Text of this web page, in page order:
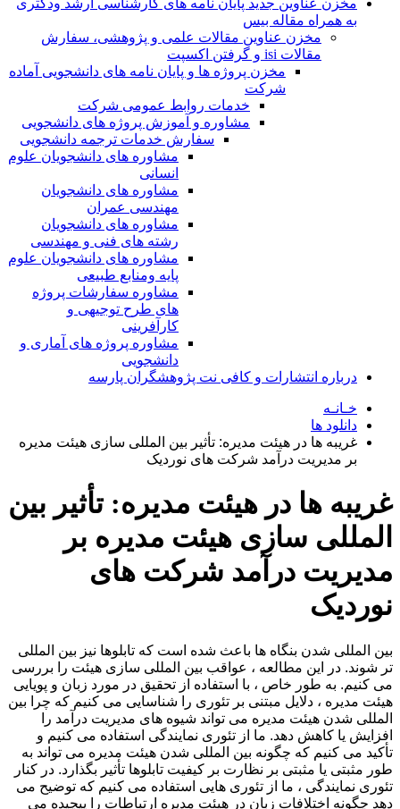
به همراه مقاله بیس
مخزن عناوین مقالات علمی و پژوهشی، سفارش
مقالات isi و گرفتن اکسپت
مخزن پروژه ها و پایان نامه های دانشجویی آماده
شرکت
خدمات روابط عمومی شرکت
مشاوره و آموزش پروژه های دانشجویی
سفارش خدمات ترجمه دانشجویی
مشاوره های دانشجویان علوم
انسانی
مشاوره های دانشجویان
مهندسی عمران
مشاوره های دانشجویان
رشته های فنی و مهندسی
مشاوره های دانشجویان علوم
پایه ومنابع طبیعی
مشاوره سفارشات پروژه
های طرح توجیهی و
کارآفرینی
مشاوره پروژه های آماری و
دانشجویی
درباره انتشارات و کافی نت پژوهشگران پارسه
خـانـه
دانلود ها
غریبه ها در هیئت مدیره: تأثیر بین المللی سازی هیئت مدیره
بر مدیریت درآمد شرکت های نوردیک
غریبه ها در هیئت مدیره: تأثیر بین
المللی سازی هیئت مدیره بر
مدیریت درآمد شرکت های
نوردیک
بین المللی شدن بنگاه ها باعث شده است که تابلوها نیز بین المللی
تر شوند. در این مطالعه ، عواقب بین المللی سازی هیئت را بررسی
می کنیم. به طور خاص ، با استفاده از تحقیق در مورد زبان و پویایی
هیئت مدیره ، دلایل مبتنی بر تئوری را شناسایی می کنیم که چرا بین
المللی شدن هیئت مدیره می تواند شیوه های مدیریت درآمد را
افزایش یا کاهش دهد. ما از تئوری نمایندگی استفاده می کنیم و
تأکید می کنیم که چگونه بین المللی شدن هیئت مدیره می تواند به
طور مثبتی یا مثبتی بر نظارت بر کیفیت تابلوها تأثیر بگذارد. در کنار
تئوری نمایندگی ، ما از تئوری هایی استفاده می کنیم که توضیح می
دهد چگونه اختلافات زبان در هیئت مدیره ارتباطات را پیچیده می